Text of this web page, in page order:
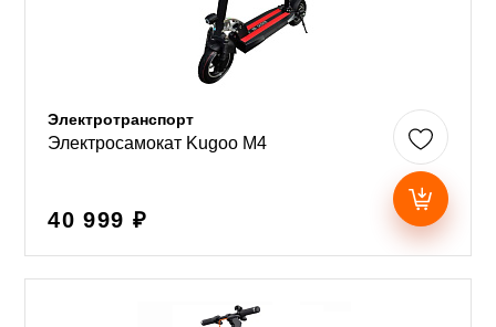
Электротранспорт
Электросамокат Kugoo M4
40 999 ₽